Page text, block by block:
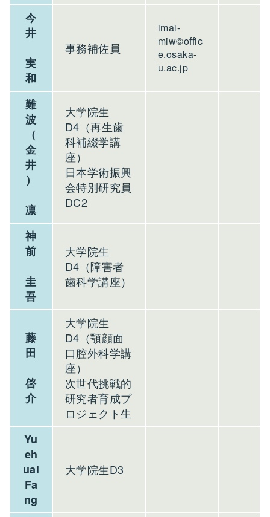
今
井
実
和
事務補佐員
imai-
miw©offic
e.osaka-
u.ac.jp
難
波
（
金
井
）
凛
大学院生
D4（再生歯
科補綴学講
座）
日本学術振興
会特別研究員
DC2
神
前
圭
吾
大学院生
D4（障害者
歯科学講座）
藤
田
啓
介
大学院生
D4（顎顔面
口腔外科学講
座）
次世代挑戦的
研究者育成プ
ロジェクト生
Yu
eh
uai
Fa
ng
大学院生D3